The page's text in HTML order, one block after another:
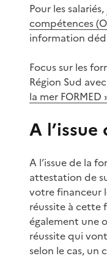
Pour les salariés,
compétences
information
Focus sur les
Région Sud
la mer FORMED
A
A l’issue de la
attestation de
votre financeur
réussite à cette
également une
réussite qui
selon le cas, un